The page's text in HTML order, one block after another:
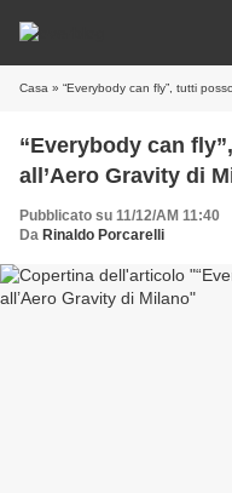
Casa » “Everybody can fly”, tutti
“Everybody can
all’Aero Gravity di
Pubblicato su 11/12/AM 11:40
Da Rinaldo Porcarelli